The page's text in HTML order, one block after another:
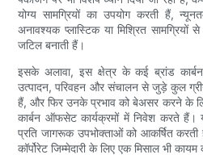
योग्य सामग्रियों का उपयोग करती हैं,
अनावश्यक प्लास्टिक या मिश्रित सामग्रियों
जटिल बनाती हैं।
इसके अलावा, इस क्षेत्र के कई ब्रांड
उत्पादन, परिवहन और संचालन से जुड़े कुल
हैं, और फिर उनके प्रभाव को बेअसर करने के
कार्बन ऑफसेट कार्यक्रमों में निवेश करते हैं।
प्रति जागरूक उपभोक्ताओं को आकर्षित करती
कॉर्पोरेट जिम्मेदारी के लिए एक मिसाल भी